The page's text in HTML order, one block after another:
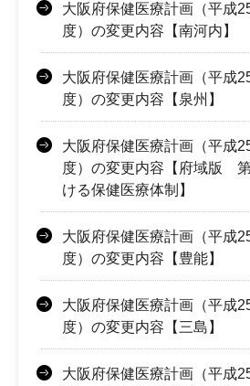
大阪府保健医療計画（平成
度）の変更内容【南河内】
大阪府保健医療計画（平成
度）の変更内容【泉州】
大阪府保健医療計画（平成
度）の変更内容【府域版
ける保健医療体制】
大阪府保健医療計画（平成
度）の変更内容【豊能】
大阪府保健医療計画（平成
度）の変更内容【三島】
大阪府保健医療計画（平成